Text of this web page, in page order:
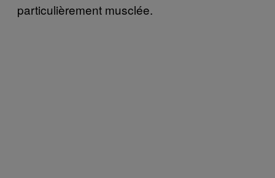
particulièrement musclée.